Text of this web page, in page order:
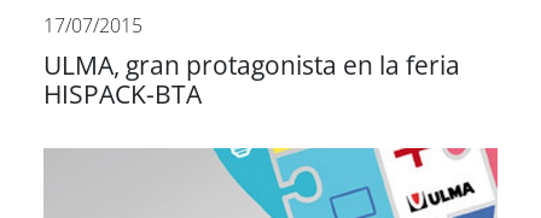
17/07/2015
ULMA, gran protagonista en la feria
HISPACK-BTA